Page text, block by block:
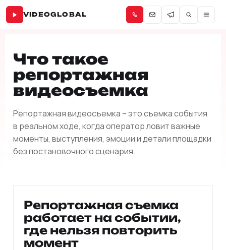
VIDEOGLOBAL
Что такое
репортажная
видеосъемка
Репортажная видеосъемка – это съемка события
в реальном ходе, когда оператор ловит важные
моменты, выступления, эмоции и детали площадки
без постановочного сценария.
Репортажная съемка
работает на событии,
где нельзя повторить
момент